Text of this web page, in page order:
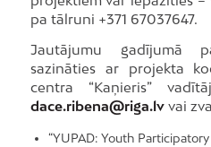
pa tālruni +371 67037647.
Jautājumu gadījumā
sazināties ar projekta
centra “Kaņieris”
dace.ribena@riga.lvvai
“YUPAD: Youth